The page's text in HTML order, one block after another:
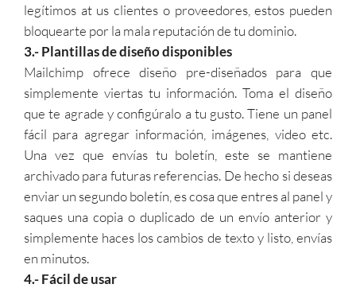
legítimos at us clientes o proveedores, estos pueden
bloquearte por la mala reputación de tu dominio.
3.- Plantillas de diseño disponibles
Mailchimp ofrece diseño pre-diseñados para que
simplemente viertas tu información. Toma el diseño
que te agrade y configúralo a tu gusto. Tiene un panel
fácil para agregar información, imágenes, video etc.
Una vez que envías tu boletín, este se mantiene
archivado para futuras referencias. De hecho si deseas
enviar un segundo boletín, es cosa que entres al panel y
saques una copia o duplicado de un envío anterior y
simplemente haces los cambios de texto y listo, envías
en minutos.
4.- Fácil de usar